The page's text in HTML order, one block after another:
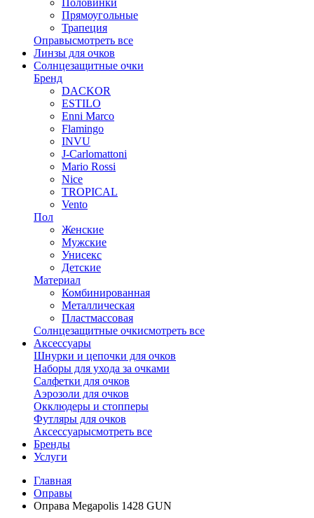
Прямоугольные
Трапеция
Оправысмотреть все
Линзы для очков
Солнцезащитные очки
Бренд
DACKOR
ESTILO
Enni Marco
Flamingo
INVU
J-Carlomattoni
Mario Rossi
Nice
TROPICAL
Vento
Пол
Женские
Мужские
Унисекс
Детские
Материал
Комбинированная
Металлическая
Пластмассовая
Солнцезащитные очкисмотреть все
Аксессуары
Шнурки и цепочки для очков
Наборы для ухода за очками
Салфетки для очков
Аэрозоли для очков
Окклюдеры и стопперы
Футляры для очков
Аксессуарысмотреть все
Бренды
Услуги
Главная
Оправы
Оправа Megapolis 1428 GUN